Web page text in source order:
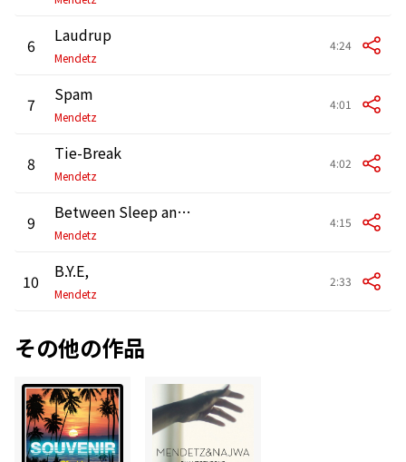
6 Laudrup
Mendetz
4:24
7 Spam
Mendetz
4:01
8 Tie-Break
Mendetz
4:02
9 Between Sleep and Awake
Mendetz
4:15
10 B.Y.E,
Mendetz
2:33
その他の作品